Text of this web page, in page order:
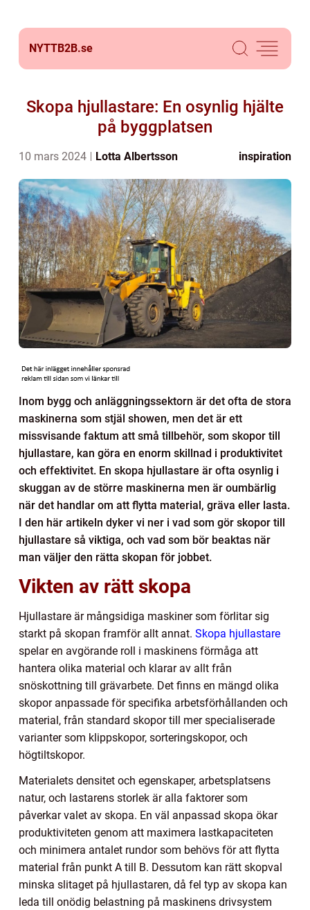
NYTTB2B.se
Skopa hjullastare: En osynlig hjälte
på byggplatsen
10 mars 2024 Lotta Albertsson inspiration
Inom bygg och anläggningssektorn är det ofta de stora
maskinerna som stjäl showen, men det är ett
missvisande faktum att små tillbehör, som skopor till
hjullastare, kan göra en enorm skillnad i produktivitet
och effektivitet. En skopa hjullastare är ofta osynlig i
skuggan av de större maskinerna men är oumbärlig
när det handlar om att flytta material, gräva eller lasta.
I den här artikeln dyker vi ner i vad som gör skopor till
hjullastare så viktiga, och vad som bör beaktas när
man väljer den rätta skopan för jobbet.
Vikten av rätt skopa
Hjullastare är mångsidiga maskiner som förlitar sig
starkt på skopan framför allt annat. Skopa hjullastare
spelar en avgörande roll i maskinens förmåga att
hantera olika material och klarar av allt från
snöskottning till grävarbete. Det finns en mängd olika
skopor anpassade för specifika arbetsförhållanden och
material, från standard skopor till mer specialiserade
varianter som klippskopor, sorteringskopor, och
högtiltskopor.
Materialets densitet och egenskaper, arbetsplatsens
natur, och lastarens storlek är alla faktorer som
påverkar valet av skopa. En väl anpassad skopa ökar
produktiviteten genom att maximera lastkapaciteten
och minimera antalet rundor som behövs för att flytta
material från punkt A till B. Dessutom kan rätt skopval
minska slitaget på hjullastaren, då fel typ av skopa kan
leda till onödig belastning på maskinens drivsystem